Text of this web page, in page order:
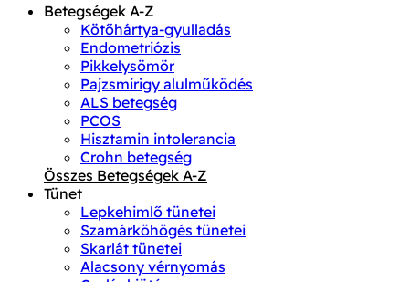
Betegségek A-Z
Kötőhártya-gyulladás
Endometriózis
Pikkelysömör
Pajzsmirigy alulműködés
ALS betegség
PCOS
Hisztamin intolerancia
Crohn betegség
Összes Betegségek A-Z
Tünet
Lepkehimlő tünetei
Szamárköhögés tünetei
Skarlát tünetei
Alacsony vérnyomás